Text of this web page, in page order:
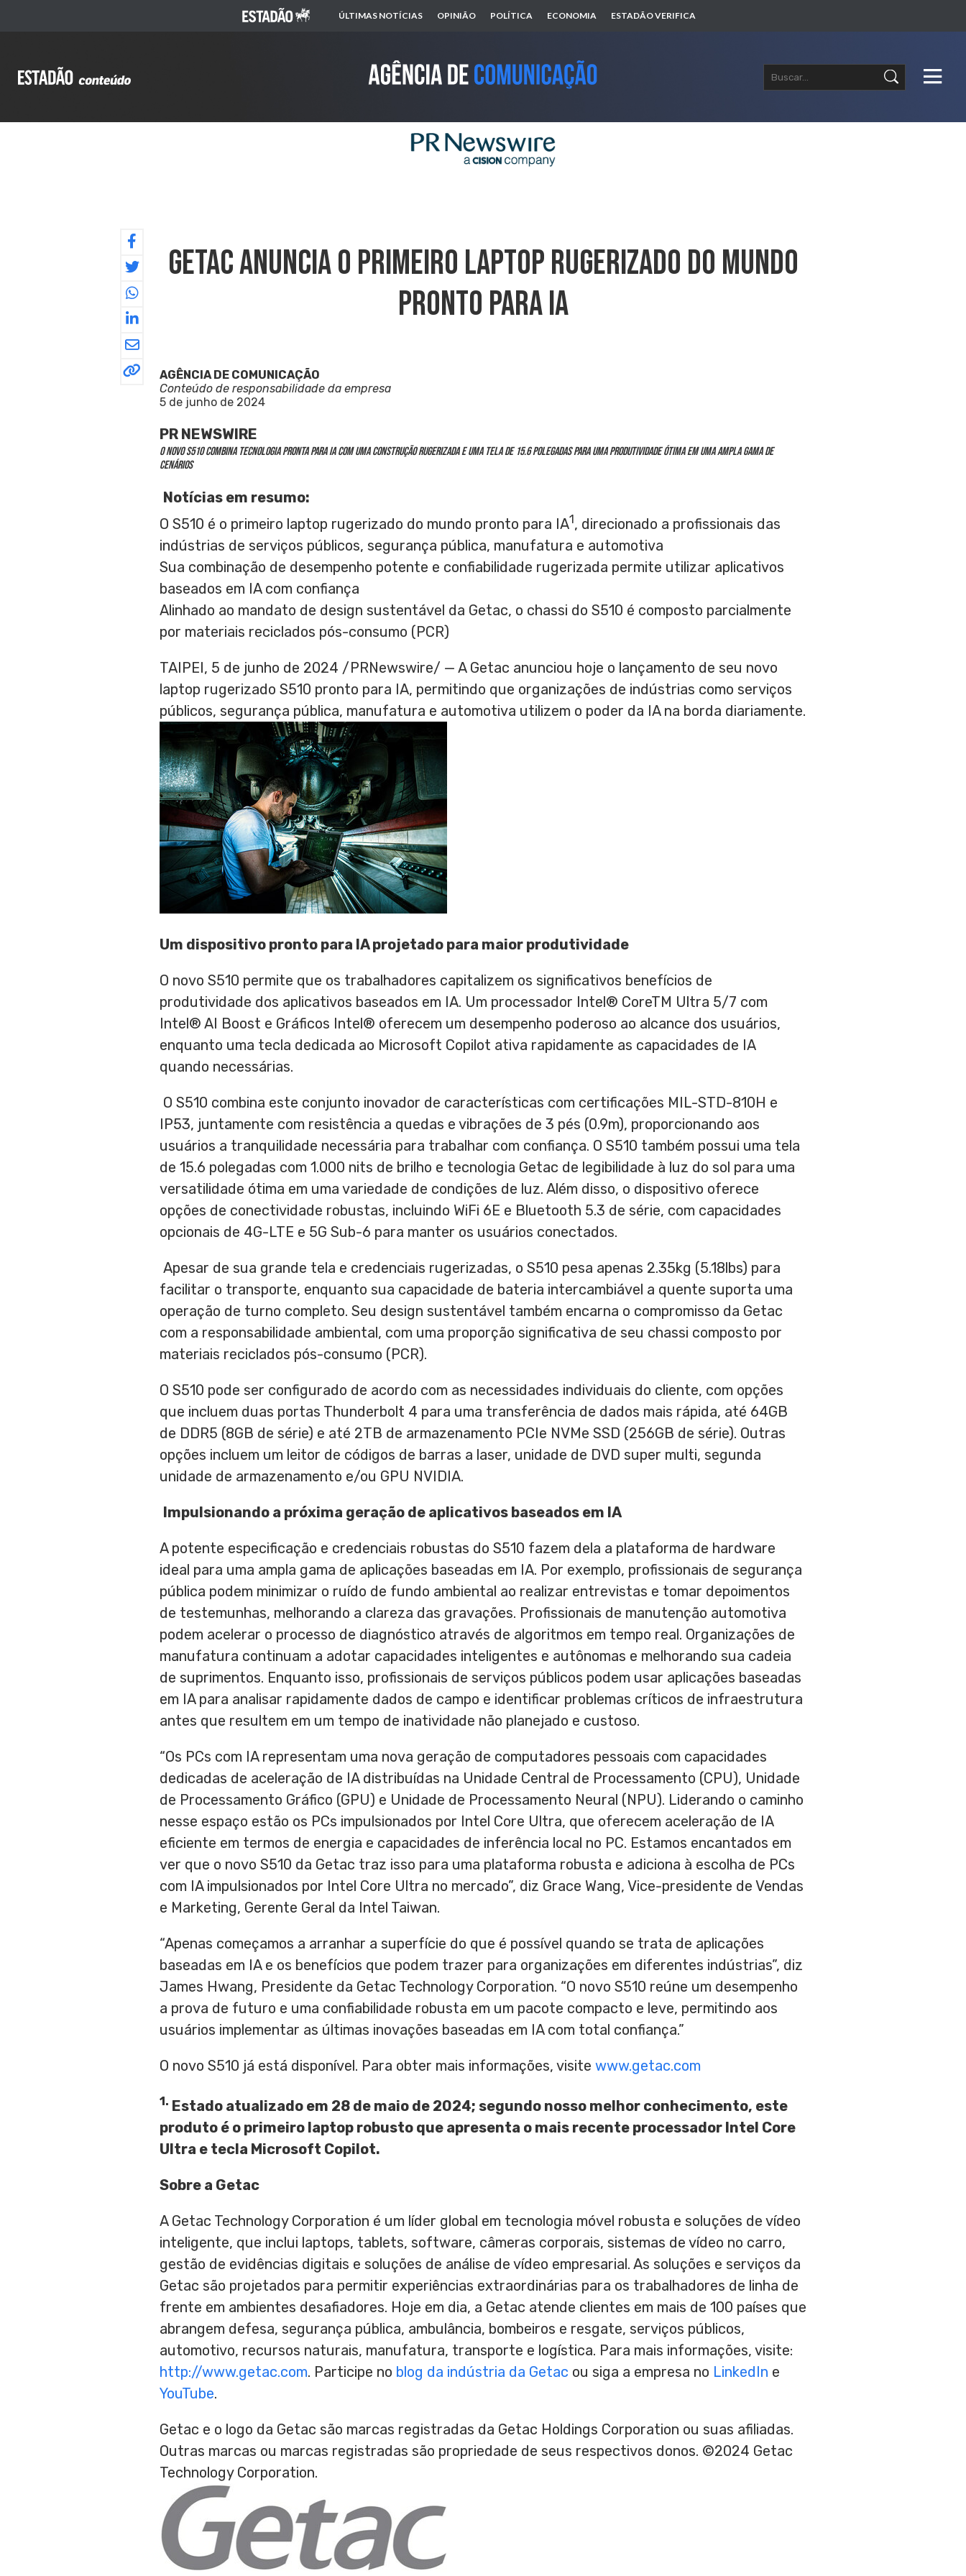
ÚLTIMAS NOTÍCIAS OPINIÃO POLÍTICA ECONOMIA ESTADÃO VERIFICA
Getac Anuncia O Primeiro Laptop Rugerizado Do Mundo
Pronto Para IA
AGÊNCIA DE COMUNICAÇÃO
Conteúdo de responsabilidade da empresa
5 de junho de 2024
PR NEWSWIRE
O novo S510 combina tecnologia pronta para IA com uma construção rugerizada e uma tela de 15.6 polegadas para uma produtividade ótima em uma ampla gama de
cenários
Notícias em resumo:
O S510 é o primeiro laptop rugerizado do mundo pronto para IA1, direcionado a profissionais das
indústrias de serviços públicos, segurança pública, manufatura e automotiva
Sua combinação de desempenho potente e confiabilidade rugerizada permite utilizar aplicativos
baseados em IA com confiança
Alinhado ao mandato de design sustentável da Getac, o chassi do S510 é composto parcialmente
por materiais reciclados pós-consumo (PCR)
TAIPEI, 5 de junho de 2024 /PRNewswire/ — A Getac anunciou hoje o lançamento de seu novo
laptop rugerizado S510 pronto para IA, permitindo que organizações de indústrias como serviços
públicos, segurança pública, manufatura e automotiva utilizem o poder da IA na borda diariamente.
Um dispositivo pronto para IA projetado para maior produtividade
O novo S510 permite que os trabalhadores capitalizem os significativos benefícios de
produtividade dos aplicativos baseados em IA. Um processador Intel® CoreTM Ultra 5/7 com
Intel® AI Boost e Gráficos Intel® oferecem um desempenho poderoso ao alcance dos usuários,
enquanto uma tecla dedicada ao Microsoft Copilot ativa rapidamente as capacidades de IA
quando necessárias.
O S510 combina este conjunto inovador de características com certificações MIL-STD-810H e
IP53, juntamente com resistência a quedas e vibrações de 3 pés (0.9m), proporcionando aos
usuários a tranquilidade necessária para trabalhar com confiança. O S510 também possui uma tela
de 15.6 polegadas com 1.000 nits de brilho e tecnologia Getac de legibilidade à luz do sol para uma
versatilidade ótima em uma variedade de condições de luz. Além disso, o dispositivo oferece
opções de conectividade robustas, incluindo WiFi 6E e Bluetooth 5.3 de série, com capacidades
opcionais de 4G-LTE e 5G Sub-6 para manter os usuários conectados.
Apesar de sua grande tela e credenciais rugerizadas, o S510 pesa apenas 2.35kg (5.18lbs) para
facilitar o transporte, enquanto sua capacidade de bateria intercambiável a quente suporta uma
operação de turno completo. Seu design sustentável também encarna o compromisso da Getac
com a responsabilidade ambiental, com uma proporção significativa de seu chassi composto por
materiais reciclados pós-consumo (PCR).
O S510 pode ser configurado de acordo com as necessidades individuais do cliente, com opções
que incluem duas portas Thunderbolt 4 para uma transferência de dados mais rápida, até 64GB
de DDR5 (8GB de série) e até 2TB de armazenamento PCIe NVMe SSD (256GB de série). Outras
opções incluem um leitor de códigos de barras a laser, unidade de DVD super multi, segunda
unidade de armazenamento e/ou GPU NVIDIA.
Impulsionando a próxima geração de aplicativos baseados em IA
A potente especificação e credenciais robustas do S510 fazem dela a plataforma de hardware
ideal para uma ampla gama de aplicações baseadas em IA. Por exemplo, profissionais de segurança
pública podem minimizar o ruído de fundo ambiental ao realizar entrevistas e tomar depoimentos
de testemunhas, melhorando a clareza das gravações. Profissionais de manutenção automotiva
podem acelerar o processo de diagnóstico através de algoritmos em tempo real. Organizações de
manufatura continuam a adotar capacidades inteligentes e autônomas e melhorando sua cadeia
de suprimentos. Enquanto isso, profissionais de serviços públicos podem usar aplicações baseadas
em IA para analisar rapidamente dados de campo e identificar problemas críticos de infraestrutura
antes que resultem em um tempo de inatividade não planejado e custoso.
“Os PCs com IA representam uma nova geração de computadores pessoais com capacidades
dedicadas de aceleração de IA distribuídas na Unidade Central de Processamento (CPU), Unidade
de Processamento Gráfico (GPU) e Unidade de Processamento Neural (NPU). Liderando o caminho
nesse espaço estão os PCs impulsionados por Intel Core Ultra, que oferecem aceleração de IA
eficiente em termos de energia e capacidades de inferência local no PC. Estamos encantados em
ver que o novo S510 da Getac traz isso para uma plataforma robusta e adiciona à escolha de PCs
com IA impulsionados por Intel Core Ultra no mercado”, diz Grace Wang, Vice-presidente de Vendas
e Marketing, Gerente Geral da Intel Taiwan.
“Apenas começamos a arranhar a superfície do que é possível quando se trata de aplicações
baseadas em IA e os benefícios que podem trazer para organizações em diferentes indústrias”, diz
James Hwang, Presidente da Getac Technology Corporation. “O novo S510 reúne um desempenho
a prova de futuro e uma confiabilidade robusta em um pacote compacto e leve, permitindo aos
usuários implementar as últimas inovações baseadas em IA com total confiança.”
O novo S510 já está disponível. Para obter mais informações, visite www.getac.com
1. Estado atualizado em 28 de maio de 2024; segundo nosso melhor conhecimento, este
produto é o primeiro laptop robusto que apresenta o mais recente processador Intel Core
Ultra e tecla Microsoft Copilot.
Sobre a Getac
A Getac Technology Corporation é um líder global em tecnologia móvel robusta e soluções de vídeo
inteligente, que inclui laptops, tablets, software, câmeras corporais, sistemas de vídeo no carro,
gestão de evidências digitais e soluções de análise de vídeo empresarial. As soluções e serviços da
Getac são projetados para permitir experiências extraordinárias para os trabalhadores de linha de
frente em ambientes desafiadores. Hoje em dia, a Getac atende clientes em mais de 100 países que
abrangem defesa, segurança pública, ambulância, bombeiros e resgate, serviços públicos,
automotivo, recursos naturais, manufatura, transporte e logística. Para mais informações, visite:
http://www.getac.com. Participe no blog da indústria da Getac ou siga a empresa no LinkedIn e
YouTube.
Getac e o logo da Getac são marcas registradas da Getac Holdings Corporation ou suas afiliadas.
Outras marcas ou marcas registradas são propriedade de seus respectivos donos. ©2024 Getac
Technology Corporation.